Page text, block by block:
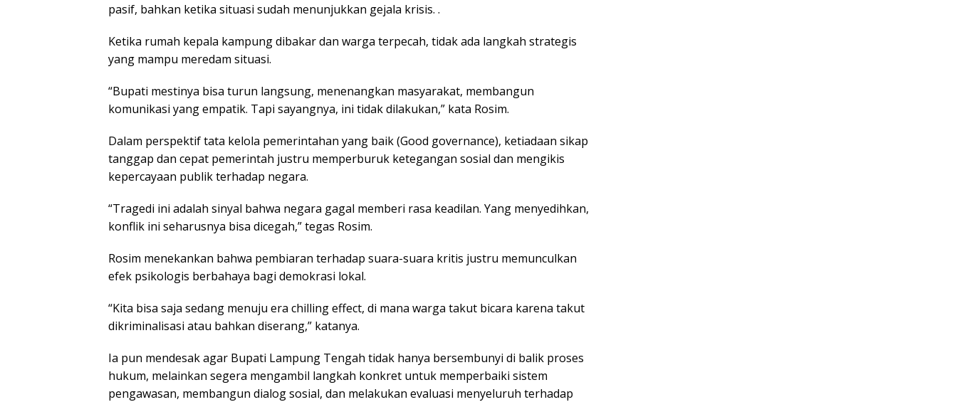
pasif, bahkan ketika situasi sudah menunjukkan gejala krisis. .
Ketika rumah kepala kampung dibakar dan warga terpecah, tidak ada langkah strategis
yang mampu meredam situasi.
“Bupati mestinya bisa turun langsung, menenangkan masyarakat, membangun
komunikasi yang empatik. Tapi sayangnya, ini tidak dilakukan,” kata Rosim.
Dalam perspektif tata kelola pemerintahan yang baik (Good governance), ketiadaan sikap
tanggap dan cepat pemerintah justru memperburuk ketegangan sosial dan mengikis
kepercayaan publik terhadap negara.
“Tragedi ini adalah sinyal bahwa negara gagal memberi rasa keadilan. Yang menyedihkan,
konflik ini seharusnya bisa dicegah,” tegas Rosim.
Rosim menekankan bahwa pembiaran terhadap suara-suara kritis justru memunculkan
efek psikologis berbahaya bagi demokrasi lokal.
“Kita bisa saja sedang menuju era chilling effect, di mana warga takut bicara karena takut
dikriminalisasi atau bahkan diserang,” katanya.
Ia pun mendesak agar Bupati Lampung Tengah tidak hanya bersembunyi di balik proses
hukum, melainkan segera mengambil langkah konkret untuk memperbaiki sistem
pengawasan, membangun dialog sosial, dan melakukan evaluasi menyeluruh terhadap